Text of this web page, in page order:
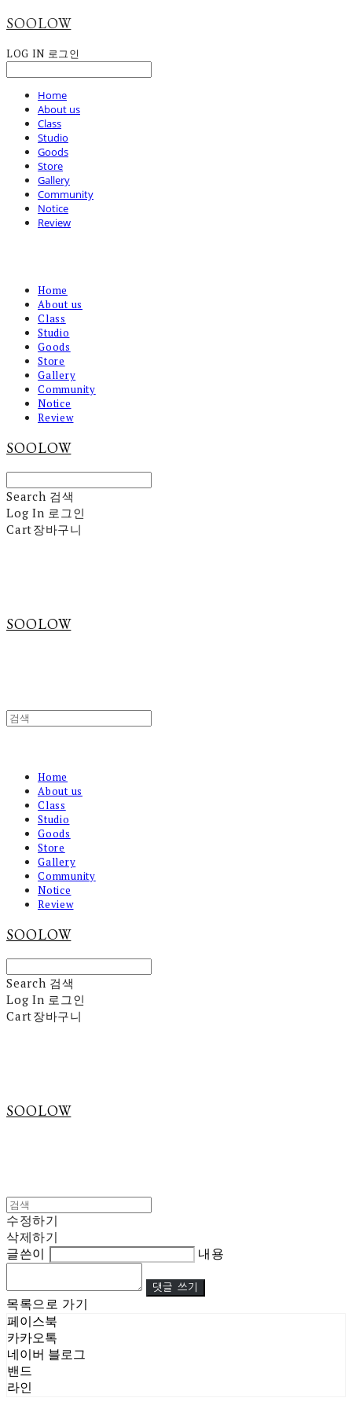
SOOLOW
LOG IN 로그인
Home
About us
Class
Studio
Goods
Store
Gallery
Community
Notice
Review
Home
About us
Class
Studio
Goods
Store
Gallery
Community
Notice
Review
SOOLOW
Search 검색
Log In 로그인
Cart장바구니
SOOLOW
Home
About us
Class
Studio
Goods
Store
Gallery
Community
Notice
Review
SOOLOW
Search 검색
Log In 로그인
Cart장바구니
SOOLOW
수정하기
삭제하기
글쓴이
내용
댓글 쓰기
목록으로 가기
페이스북
카카오톡
네이버 블로그
밴드
라인